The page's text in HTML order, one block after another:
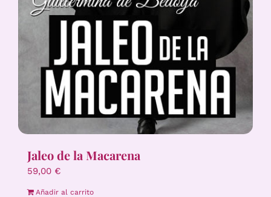
Jaleo de la Macarena
59,00 €
Añadir al carrito